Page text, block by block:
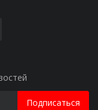
Подписаться